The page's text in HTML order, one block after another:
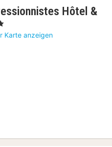
Hôtel &
Karte anzeigen